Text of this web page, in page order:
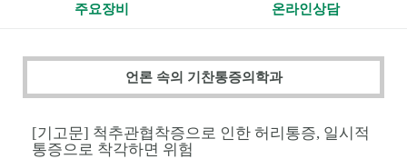
주요장비 온라인상담
언론 속의 기찬통증의학과
[기고문] 척추관협착증으로 인한 허리통증, 일시적
통증으로 착각하면 위험